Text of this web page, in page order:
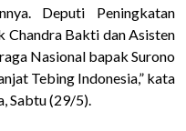
Deputi Peningkatan
Chandra Bakti dan Asisten
Nasional bapak Surono
Tebing Indonesia,” kata
Sabtu (29/5).